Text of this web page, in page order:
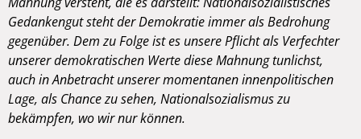
Gedankengut steht der Demokratie immer als Bedrohung
gegenüber. Dem zu Folge ist es unsere Pflicht als Verfechter
unserer demokratischen Werte diese Mahnung tunlichst,
auch in Anbetracht unserer momentanen innenpolitischen
Lage, als Chance zu sehen, Nationalsozialismus zu
bekämpfen, wo wir nur können.